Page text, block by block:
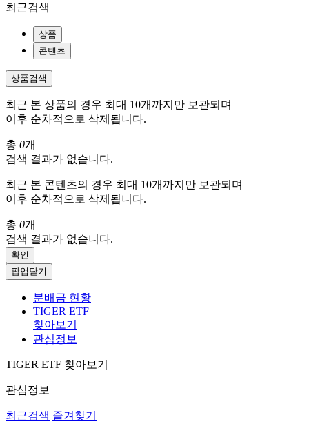
최근검색
상품
콘텐츠
상품검색
최근 본 상품의 경우 최대 10개까지만 보관되며
이후 순차적으로 삭제됩니다.
총 0개
검색 결과가 없습니다.
최근 본 콘텐츠의 경우 최대 10개까지만 보관되며
이후 순차적으로 삭제됩니다.
총 0개
검색 결과가 없습니다.
확인
팝업닫기
분배금 현황
TIGER ETF
찾아보기
관심정보
TIGER ETF 찾아보기
관심정보
최근검색 즐겨찾기